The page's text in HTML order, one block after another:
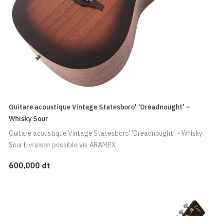
Guitare acoustique Vintage Statesboro' 'Dreadnought' ~
Whisky Sour
Guitare acoustique Vintage Statesboro' 'Dreadnought' ~ Whisky
Sour Livraison possible via ARAMEX
600,000 dt